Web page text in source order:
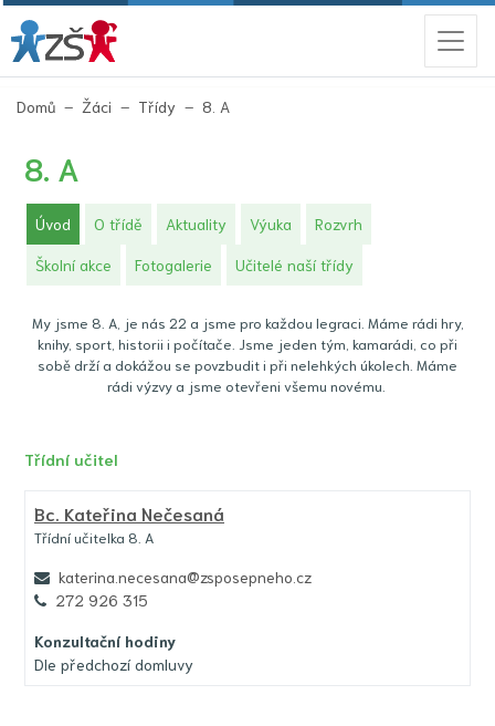
Domů Žáci Třídy 8. A
8. A
Úvod (aktuální)
O třídě Aktuality Výuka Rozvrh
Školní akce Fotogalerie Učitelé naší třídy
My jsme 8. A, je nás 22 a jsme pro každou legraci. Máme rádi hry,
knihy, sport, historii i počítače. Jsme jeden tým, kamarádi, co při
sobě drží a dokážou se povzbudit i při nelehkých úkolech. Máme
rádi výzvy a jsme otevřeni všemu novému.
Třídní učitel
Bc. Kateřina Nečesaná
Třídní učitelka 8. A
katerina.necesana@zsposepneho.cz
272 926 315
Konzultační hodiny
Dle předchozí domluvy